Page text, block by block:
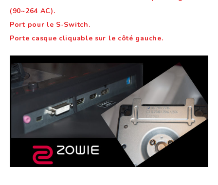
(90~264 AC).
Port pour le S-Switch.
Porte casque cliquable sur le côté gauche.